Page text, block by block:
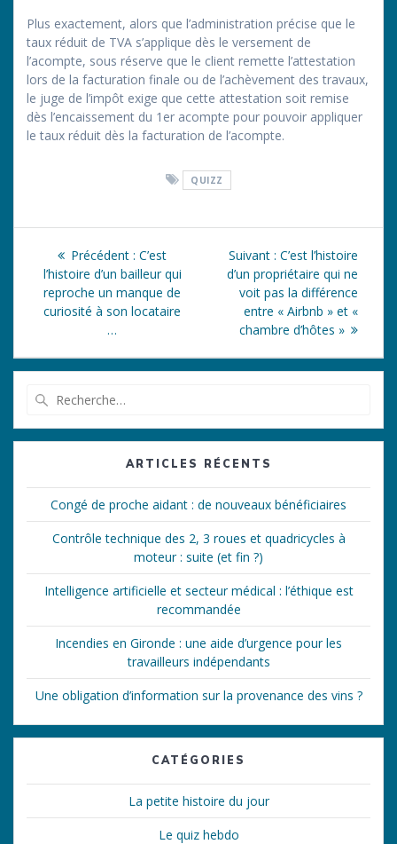
Plus exactement, alors que l’administration précise que le
taux réduit de TVA s’applique dès le versement de
l’acompte, sous réserve que le client remette l’attestation
lors de la facturation finale ou de l’achèvement des travaux,
le juge de l’impôt exige que cette attestation soit remise
dès l’encaissement du 1er acompte pour pouvoir appliquer
le taux réduit dès la facturation de l’acompte.
QUIZZ
Navigation
l’article
Précédent : Article
précédent
:
C’est
l’histoire d’un bailleur qui
reproche un manque de
curiosité à son locataire
…
Suivant : Article
suivant
:
C’est l’histoire
d’un propriétaire qui ne
voit pas la différence
entre « Airbnb » et «
chambre d’hôtes »
:
ARTICLES RÉCENTS
Congé de proche aidant : de nouveaux bénéficiaires
Contrôle technique des 2, 3 roues et quadricycles à
moteur : suite (et fin ?)
Intelligence artificielle et secteur médical : l’éthique est
recommandée
Incendies en Gironde : une aide d’urgence pour les
travailleurs indépendants
Une obligation d’information sur la provenance des vins ?
CATÉGORIES
La petite histoire du jour
Le quiz hebdo